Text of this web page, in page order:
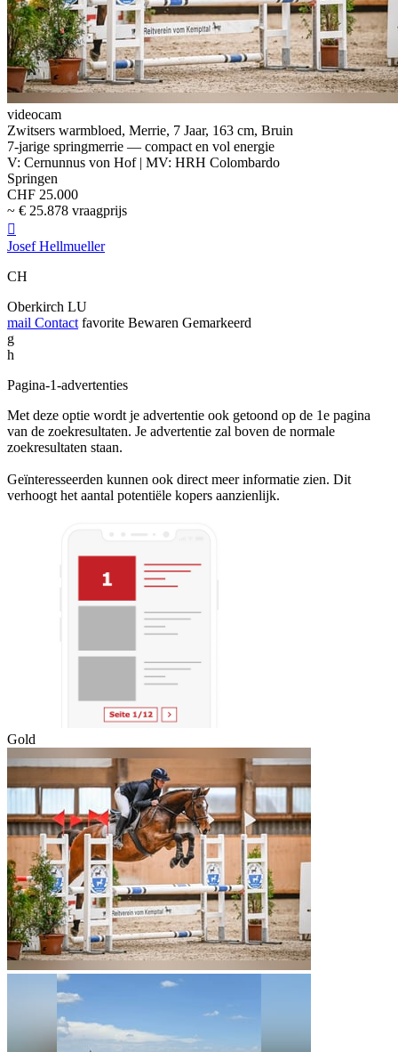
videocam
Zwitsers warmbloed, Merrie, 7 Jaar, 163 cm, Bruin
7-jarige springmerrie — compact en vol energie
V: Cernunnus von Hof | MV: HRH Colombardo
Springen
CHF 25.000
~ € 25.878 vraagprijs

Josef Hellmueller
CH
Oberkirch LU
mail Contact favorite Bewaren Gemarkeerd
g
h
Pagina-1-advertenties
Met deze optie wordt je advertentie ook getoond op de 1e pagina
van de zoekresultaten. Je advertentie zal boven de normale
zoekresultaten staan.
Geïnteresseerden kunnen ook direct meer informatie zien. Dit
verhoogt het aantal potentiële kopers aanzienlijk.
Gold